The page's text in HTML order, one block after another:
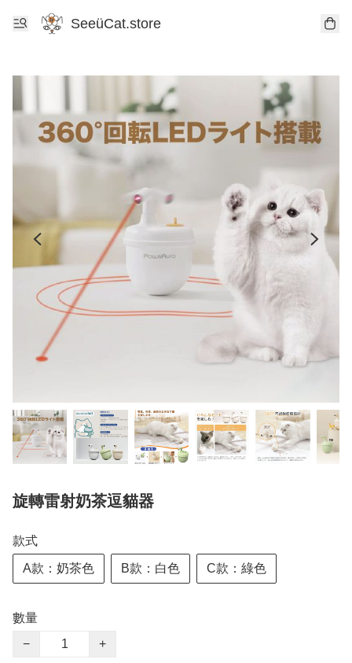
SeeüCat.store
旋轉雷射奶茶逗貓器
款式
A款：奶茶色 B款：白色 C款：綠色
數量
−
+